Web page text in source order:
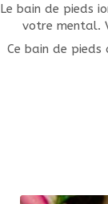
Le bain de pieds
votre mental.
Ce bain de pieds